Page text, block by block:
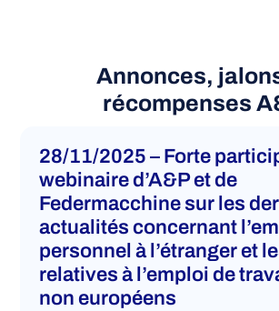
Annonces,
récompenses
28/11/2025 – Forte
webinaire d’A&P et de
Federmacchine sur les
actualités concernant
personnel à l’étranger et
relatives à l’emploi de
non européens